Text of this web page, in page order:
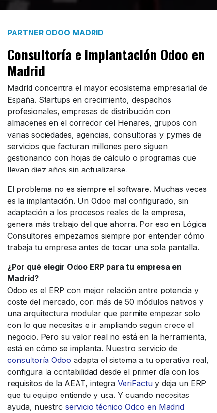
PARTNER ODOO MADRID
Consultoría e implantación Odoo en
Madrid
Madrid concentra el mayor ecosistema empresarial de
España. Startups en crecimiento, despachos
profesionales, empresas de distribución con
almacenes en el corredor del Henares, grupos con
varias sociedades, agencias, consultoras y pymes de
servicios que facturan millones pero siguen
gestionando con hojas de cálculo o programas que
llevan diez años sin actualizarse.
El problema no es siempre el software. Muchas veces
es la implantación. Un Odoo mal configurado, sin
adaptación a los procesos reales de la empresa,
genera más trabajo del que ahorra. Por eso en Lógica
Consultores empezamos siempre por entender cómo
trabaja tu empresa antes de tocar una sola pantalla.
¿Por qué elegir Odoo ERP para tu empresa en
Madrid?
Odoo es el ERP con mejor relación entre potencia y
coste del mercado, con más de 50 módulos nativos y
una arquitectura modular que permite empezar solo
con lo que necesitas e ir ampliando según crece el
negocio. Pero su valor real no está en la herramienta,
está en cómo se implanta. Nuestro servicio de
consultoría Odoo adapta el sistema a tu operativa real,
configura la contabilidad desde el primer día con los
requisitos de la AEAT, integra VeriFactu y deja un ERP
que tu equipo entiende y usa. Y cuando necesitas
ayuda, nuestro servicio técnico Odoo en Madrid